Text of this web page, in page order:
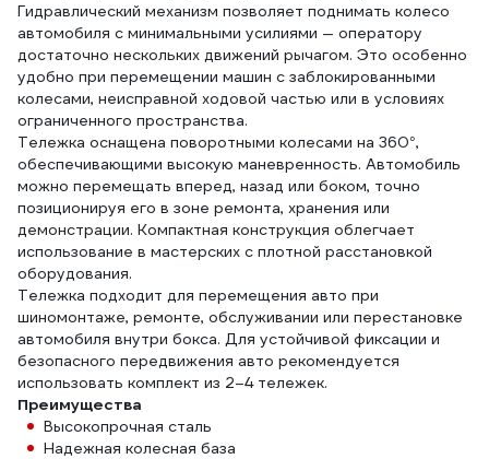
Гидравлический механизм позволяет поднимать колесо
автомобиля с минимальными усилиями — оператору
достаточно нескольких движений рычагом. Это особенно
удобно при перемещении машин с заблокированными
колесами, неисправной ходовой частью или в условиях
ограниченного пространства.
Тележка оснащена поворотными колесами на 360°,
обеспечивающими высокую маневренность. Автомобиль
можно перемещать вперед, назад или боком, точно
позиционируя его в зоне ремонта, хранения или
демонстрации. Компактная конструкция облегчает
использование в мастерских с плотной расстановкой
оборудования.
Тележка подходит для перемещения авто при
шиномонтаже, ремонте, обслуживании или перестановке
автомобиля внутри бокса. Для устойчивой фиксации и
безопасного передвижения авто рекомендуется
использовать комплект из 2–4 тележек.
Преимущества
Высокопрочная сталь
Надежная колесная база